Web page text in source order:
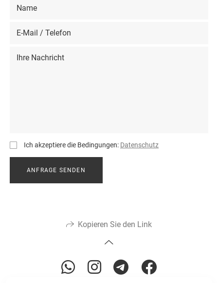
Ich akzeptiere die Bedingungen: Datenschutz
ANFRAGE SENDEN
Kopieren Sie den Link